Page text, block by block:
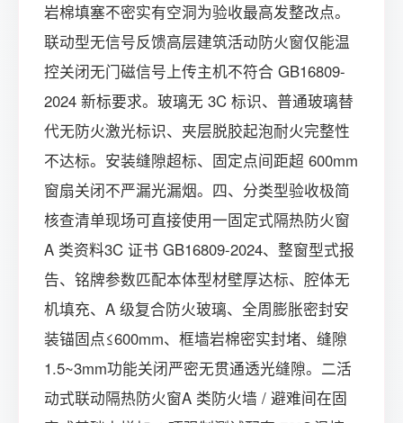
岩棉填塞不密实有空洞为验收最高发整改点。
联动型无信号反馈高层建筑活动防火窗仅能温
控关闭无门磁信号上传主机不符合 GB16809-
2024 新标要求。玻璃无 3C 标识、普通玻璃替
代无防火激光标识、夹层脱胶起泡耐火完整性
不达标。安装缝隙超标、固定点间距超 600mm
窗扇关闭不严漏光漏烟。四、分类型验收极简
核查清单现场可直接使用一固定式隔热防火窗
A 类资料3C 证书 GB16809-2024、整窗型式报
告、铭牌参数匹配本体型材壁厚达标、腔体无
机填充、A 级复合防火玻璃、全周膨胀密封安
装锚固点≤600mm、框墙岩棉密实封堵、缝隙
1.5~3mm功能关闭严密无贯通透光缝隙。二活
动式联动隔热防火窗A 类防火墙 / 避难间在固